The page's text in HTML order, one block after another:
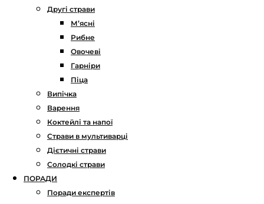
Другі страви
М’ясні
Рибне
Овочеві
Гарніри
Піца
Випічка
Варення
Коктейлі та напої
Страви в мультиварці
Дієтичні страви
Солодкі страви
ПОРАДИ
Поради експертів